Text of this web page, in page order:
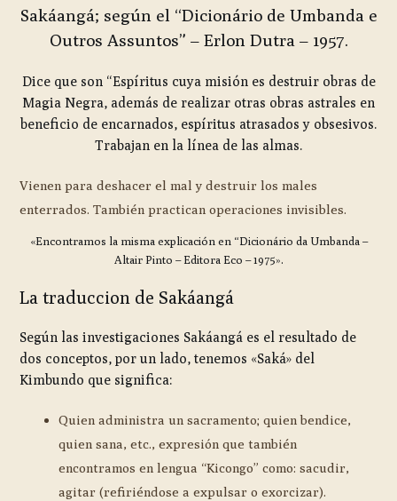
Sakáangá; según el “Dicionário de Umbanda e
Outros Assuntos” – Erlon Dutra – 1957.
Dice que son “Espíritus cuya misión es destruir obras de
Magia Negra, además de realizar otras obras astrales en
beneficio de encarnados, espíritus atrasados y obsesivos.
Trabajan en la línea de las almas.
Vienen para deshacer el mal y destruir los males
enterrados. También practican operaciones invisibles.
«Encontramos la misma explicación en “Dicionário da Umbanda –
Altair Pinto – Editora Eco – 1975».
La traduccion de Sakáangá
Según las investigaciones Sakáangá es el resultado de
dos conceptos, por un lado, tenemos «Saká» del
Kimbundo que significa:
Quien administra un sacramento; quien bendice,
quien sana, etc., expresión que también
encontramos en lengua “Kicongo” como: sacudir,
agitar (refiriéndose a expulsar o exorcizar).